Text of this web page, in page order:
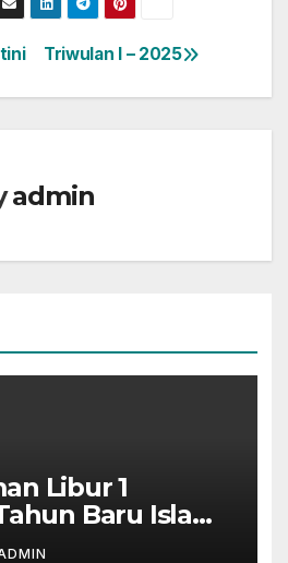
Triwulan I – 2025
admin
Libur 1
Baru Islam